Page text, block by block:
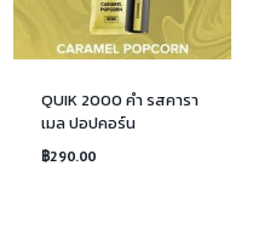
QUIK 2000 คำ รสคารา
เมล ปอปคอร์น
฿290.00